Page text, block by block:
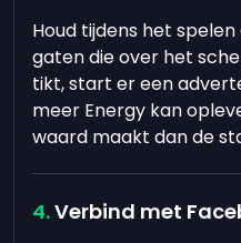
Houd tijdens het
gaten die over het
tikt, start er een
meer Energy kan
waard maakt dan de
Verbind met